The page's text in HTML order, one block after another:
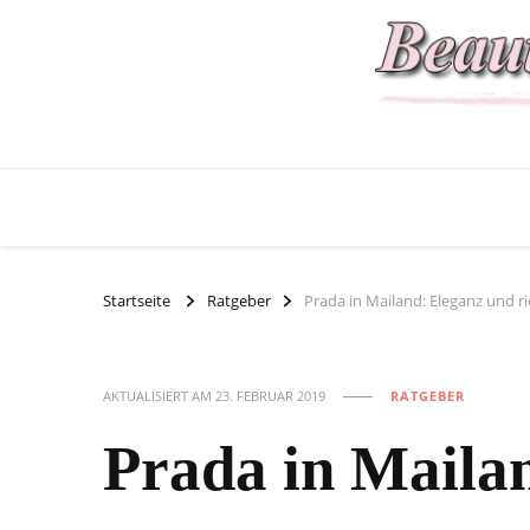
Startseite Ratgeber Prada in Mailand: Eleganz und
AKTUALISIERT AM 23. FEBRUAR 2019 RATGEBER
Prada in